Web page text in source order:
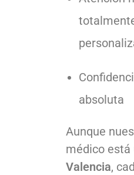
absoluta
Aunque
médico está
Valencia,